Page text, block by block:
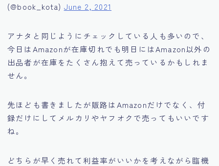
(@book_kota) June 2, 2021
アナタと同じようにチェックしている人も多いので、
今日はAmazonが在庫切れでも明日にはAmazon以外の
出品者が在庫をたくさん抱えて売っているかもしれま
せん。
先ほども書きましたが販路はAmazonだけでなく、付
録だけにしてメルカリやヤフオクで売ってもいいです
ね。
どちらが早く売れて利益率がいいかを考えながら臨機